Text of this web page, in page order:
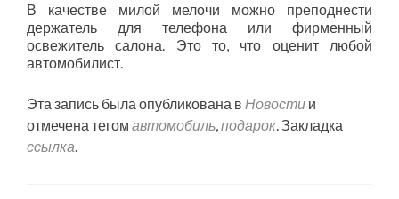
В качестве милой мелочи можно преподнести
держатель для телефона или фирменный
освежитель салона. Это то, что оценит любой
автомобилист.
Эта запись была опубликована в Новости и
отмечена тегом автомобиль,подарок. Закладка
ссылка.